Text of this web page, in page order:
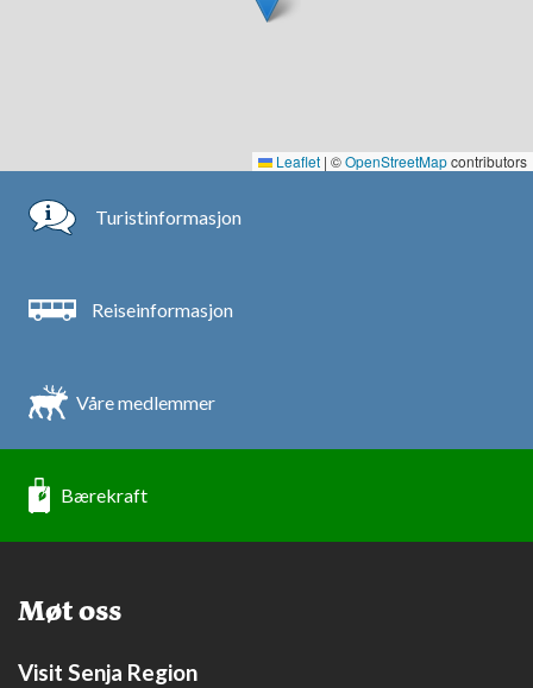
Leaflet | ©OpenStreetMapcontributors
Turistinformasjon
Reiseinformasjon
Våre medlemmer
Bærekraft
Møt oss
Visit Senja Region